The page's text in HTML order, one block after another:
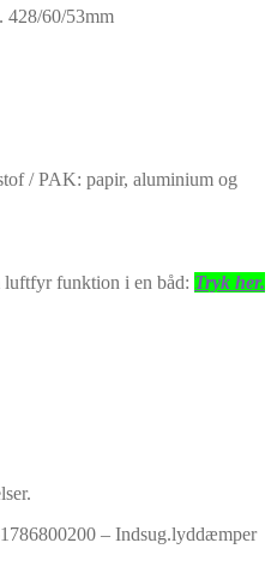
428/60/53mm
/ PAK: papir, aluminium og
luftfyr funktion i en båd: Tryk her.
– Indsug.lyddæmper